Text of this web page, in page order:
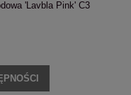
'Lavbla Pink' C3